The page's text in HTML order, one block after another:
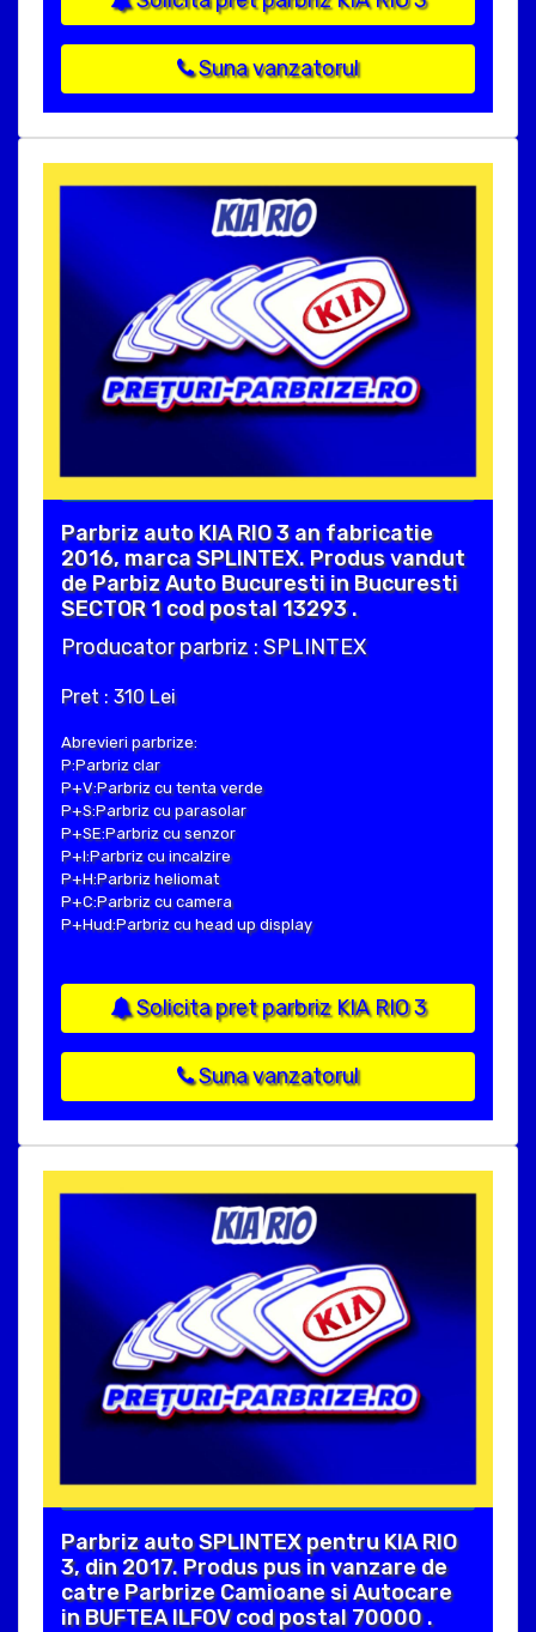
Suna vanzatorul
Parbriz auto KIA RIO 3 an fabricatie
2016, marca SPLINTEX. Produs vandut
de Parbiz Auto Bucuresti in Bucuresti
SECTOR 1 cod postal 13293 .
Producator parbriz : SPLINTEX
Pret : 310 Lei
Abrevieri parbrize:
P:Parbriz clar
P+V:Parbriz cu tenta verde
P+S:Parbriz cu parasolar
P+SE:Parbriz cu senzor
P+I:Parbriz cu incalzire
P+H:Parbriz heliomat
P+C:Parbriz cu camera
P+Hud:Parbriz cu head up display
Solicita pret parbriz KIA RIO 3
Suna vanzatorul
Parbriz auto SPLINTEX pentru KIA RIO
3, din 2017. Produs pus in vanzare de
catre Parbrize Camioane si Autocare
in BUFTEA ILFOV cod postal 70000 .